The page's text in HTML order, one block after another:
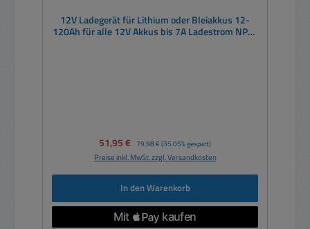
12V Ladegerät für Lithium oder Bleiakkus 12-
120Ah für alle 12V Akkus bis 7A Ladestrom NPB-
Verkaufspreis:
51,95 € Regulärer Preis:
79,98 € (35.05% gespart)
Preise inkl. MwSt. zzgl. Versandkosten
In den Warenkorb